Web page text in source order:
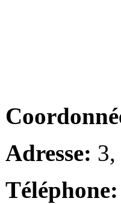
Adresse:
Téléphone: